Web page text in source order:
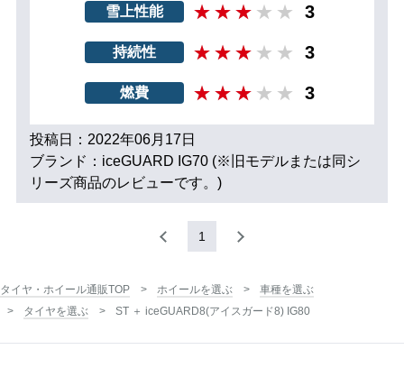
雪上性能 3
持続性 3
燃費 3
投稿日：2022年06月17日
ブランド：iceGUARD IG70 (※旧モデルまたは同シ
リーズ商品のレビューです。)
1
タイヤ・ホイール通販TOP ホイールを選ぶ
車種を選ぶ
タイヤを選ぶ
ST ＋ iceGUARD8(アイスガード8) IG80